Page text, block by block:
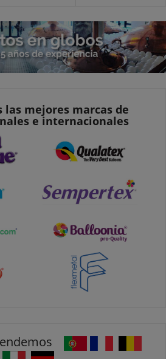
mejores marcas de
e internacionales